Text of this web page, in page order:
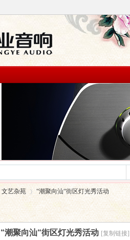
文艺杂苑
›
“潮聚向汕“街区灯光秀活动
“潮聚向汕“街区灯光秀活动 [复制链接]